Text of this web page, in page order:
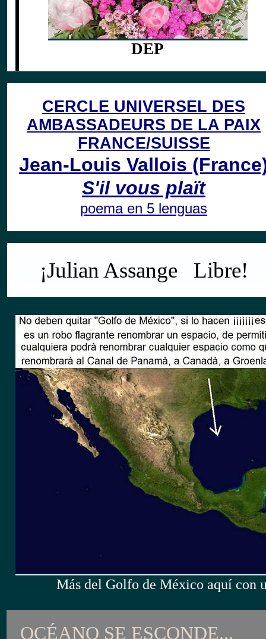
DEP
CERCLE UNIVERSEL DES
AMBASSADEURS DE LA PAIX
FRANCE/SUISSE
Jean-Louis Vallois
S'il vous plaït
poema en 5 lenguas
¡Julian AssangeLibre!
Más del Golfo de México aquí con
OCÉANO SE ESCONDE...